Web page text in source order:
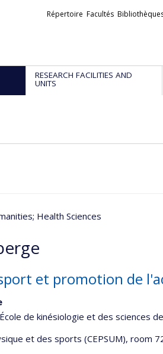
Liens
Répertoire Facultés
RESEARCH FACILITIES AND
UNITS
; Health Sciences
et promotion de
de kinésiologie et des sciences
et des sports (CEPSUM), room